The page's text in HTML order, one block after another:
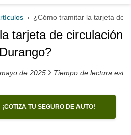
› ¿Cómo tramitar la tarjeta de
tarjeta de circulación
de 2025 › Tiempo de lectura
¡COTIZA TU SEGURO DE AUTO!